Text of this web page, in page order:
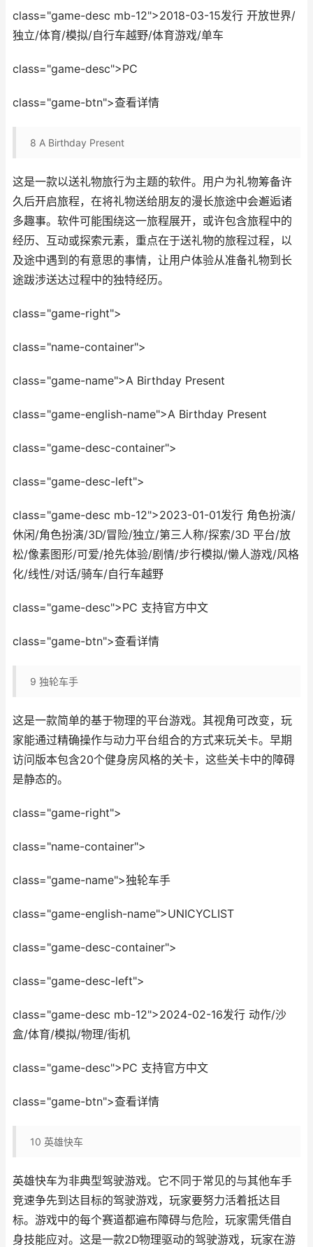
class="game-desc mb-12">2018-03-15发行 开放世界/
独立/体育/模拟/自行车越野/体育游戏/单车
class="game-desc">PC
class="game-btn">查看详情
8 A Birthday Present
这是一款以送礼物旅行为主题的软件。用户为礼物筹备许
久后开启旅程，在将礼物送给朋友的漫长旅途中会邂逅诸
多趣事。软件可能围绕这一旅程展开，或许包含旅程中的
经历、互动或探索元素，重点在于送礼物的旅程过程，以
及途中遇到的有意思的事情，让用户体验从准备礼物到长
途跋涉送达过程中的独特经历。
class="game-right">
class="name-container">
class="game-name">A Birthday Present
class="game-english-name">A Birthday Present
class="game-desc-container">
class="game-desc-left">
class="game-desc mb-12">2023-01-01发行 角色扮演/
休闲/角色扮演/3D/冒险/独立/第三人称/探索/3D 平台/放
松/像素图形/可爱/抢先体验/剧情/步行模拟/懒人游戏/风格
化/线性/对话/骑车/自行车越野
class="game-desc">PC 支持官方中文
class="game-btn">查看详情
9 独轮车手
这是一款简单的基于物理的平台游戏。其视角可改变，玩
家能通过精确操作与动力平台组合的方式来玩关卡。早期
访问版本包含20个健身房风格的关卡，这些关卡中的障碍
是静态的。
class="game-right">
class="name-container">
class="game-name">独轮车手
class="game-english-name">UNICYCLIST
class="game-desc-container">
class="game-desc-left">
class="game-desc mb-12">2024-02-16发行 动作/沙
盒/体育/模拟/物理/街机
class="game-desc">PC 支持官方中文
class="game-btn">查看详情
10 英雄快车
英雄快车为非典型驾驶游戏。它不同于常见的与其他车手
竞速争先到达目标的驾驶游戏，玩家要努力活着抵达目
标。游戏中的每个赛道都遍布障碍与危险，玩家需凭借自
身技能应对。这是一款2D物理驱动的驾驶游戏，玩家在游